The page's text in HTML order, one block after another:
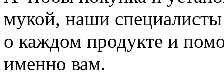
мукой, наши специалисты
о каждом продукте и
именно вам.